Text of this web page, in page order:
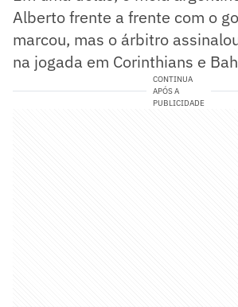
Alberto frente a frente com o
marcou, mas o árbitro
na jogada em Corinthians e
CONTINUA
APÓS A
PUBLICIDADE